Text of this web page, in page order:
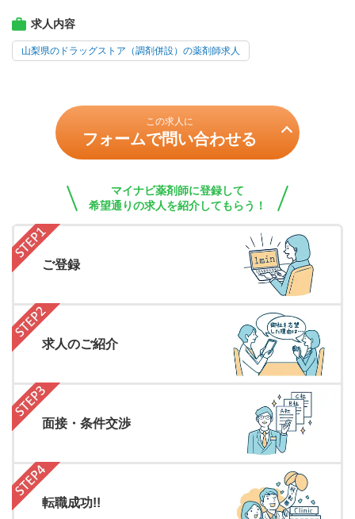
求人内容
山梨県のドラッグストア（調剤併設）の薬剤師求人
この求人に
フォームで問い合わせる
マイナビ薬剤師に登録して
希望通りの求人を紹介してもらう！
ご登録
求人のご紹介
面接・条件交渉
転職成功!!